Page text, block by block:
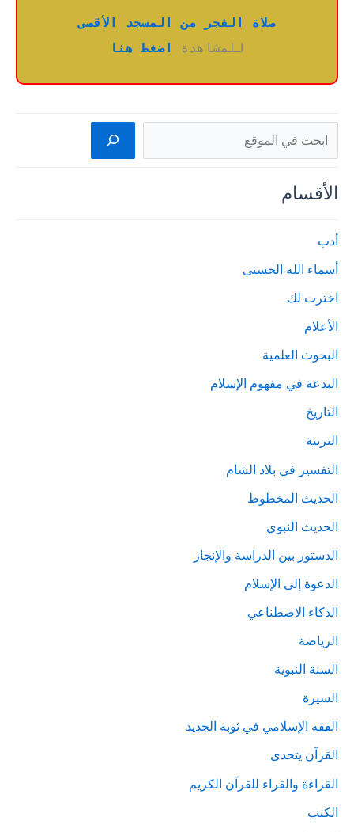
صلاة الفجر من المسجد الأقصى
للمشاهدة
اضغط هنا
البحث
الأقسام
أدب
أسماء الله الحسنى
اخترت لك
الأعلام
البحوث العلمية
البدعة في مفهوم الإسلام
التاريخ
التربية
التفسير في بلاد الشام
الحديث المخطوط
الحديث النبوي
الدستور بين الدراسة والإنجاز
الدعوة إلى الإسلام
الذكاء الاصطناعي
الرياضة
السنة النبوية
السيرة
الفقه الإسلامي في ثوبه الجديد
القرآن يتحدى
القراءة والقراء للقرآن الكريم
الكتب